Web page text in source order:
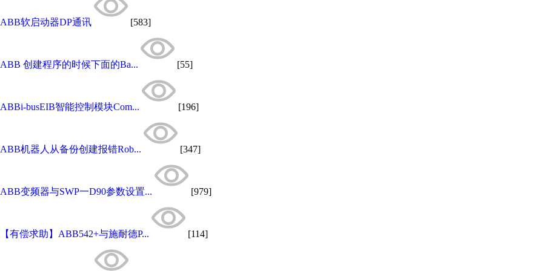
ABB软启动器DP通讯 [583]
ABB 创建程序的时候下面的Ba... [55]
ABBi-busEIB智能控制模块Com... [196]
ABB机器人从备份创建报错Rob... [347]
ABB变频器与SWP一D90参数设置... [979]
【有偿求助】ABB542+与施耐德P... [114]